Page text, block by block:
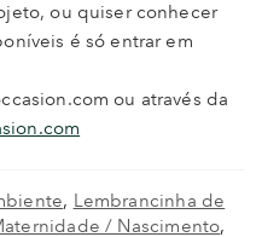
ou quiser conhecer
é só entrar em
ou através da
, Lembrancinha de
/ Nascimento,